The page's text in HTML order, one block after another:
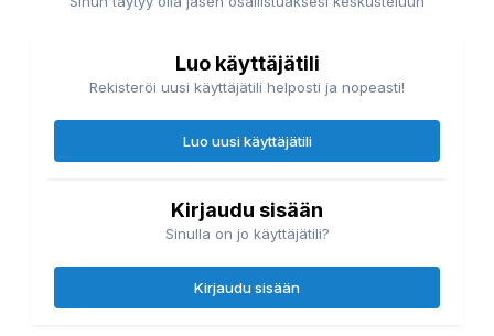
Luo käyttäjätili
Rekisteröi uusi käyttäjätili helposti ja nopeasti!
Luo uusi käyttäjätili
Kirjaudu sisään
Sinulla on jo käyttäjätili?
Kirjaudu sisään